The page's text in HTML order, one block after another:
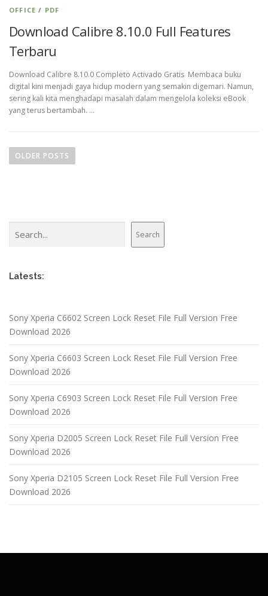
OFFICE / PDF
Download Calibre 8.10.0 Full Features
Terbaru
Download Calibre 8.10.0 Completo Activado Gratis Membaca buku
digital kini menjadi gaya hidup modern yang semakin digemari. Namun,
sering kali kita menghadapi masalah dalam mengelola koleksi eBook
yang terus bertambah. …
o
a
g
i
n
OLDER POSTS
Search
Latests:
Sony Xperia C6602 Screen Lock Reset File Full Version Free
Download 2026
Sony Xperia C6603 Screen Lock Reset File Full Version Free
Download 2026
Sony Xperia C6903 Screen Lock Reset File Full Version Free
Download 2026
Sony Xperia D2005 Screen Lock Reset File Full Version Free
Download 2026
Sony Xperia D2105 Screen Lock Reset File Full Version Free
Download 2026